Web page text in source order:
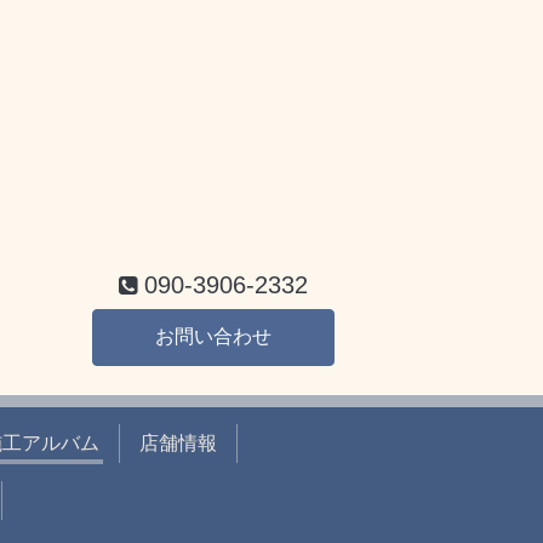
090-3906-2332
お問い合わせ
アルバム 店舗情報